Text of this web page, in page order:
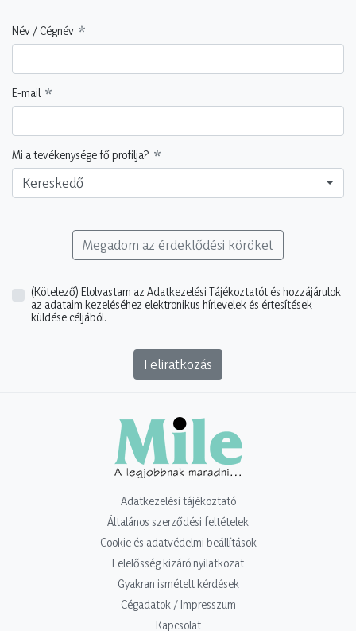
Név / Cégnév
E-mail
Mi a tevékenysége fő profilja?
Kereskedő
Megadom az érdeklődési köröket
(Kötelező) Elolvastam az Adatkezelési Tájékoztatót és hozzájárulok
az adataim kezeléséhez elektronikus hírlevelek és értesítések
küldése céljából.
Feliratkozás
Adatkezelési tájékoztató
Általános szerződési feltételek
Cookie és adatvédelmi beállítások
Felelősség kizáró nyilatkozat
Gyakran ismételt kérdések
Cégadatok / Impresszum
Kapcsolat